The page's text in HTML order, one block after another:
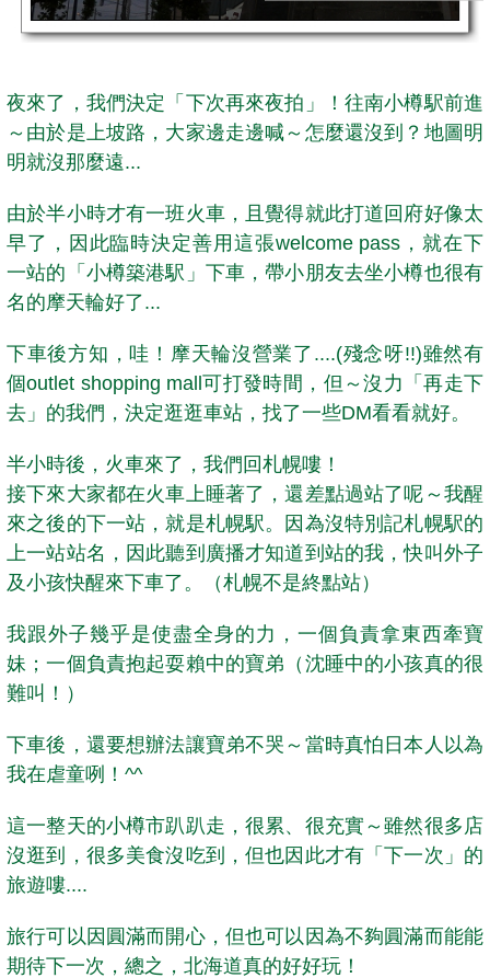
夜來了，我們決定「下次再來夜拍」！往南小樽駅前進
～由於是上坡路，大家邊走邊喊～怎麼還沒到？地圖明
明就沒那麼遠...
由於半小時才有一班火車，且覺得就此打道回府好像太
早了，因此臨時決定善用這張welcome pass，就在下
一站的「小樽築港駅」下車，帶小朋友去坐小樽也很有
名的摩天輪好了...
下車後方知，哇！摩天輪沒營業了....(殘念呀!!)雖然有
個outlet shopping mall可打發時間，但～沒力「再走下
去」的我們，決定逛逛車站，找了一些DM看看就好。
半小時後，火車來了，我們回札幌嘍！
接下來大家都在火車上睡著了，還差點過站了呢～我醒
來之後的下一站，就是札幌駅。因為沒特別記札幌駅的
上一站站名，因此聽到廣播才知道到站的我，快叫外子
及小孩快醒來下車了。（札幌不是終點站）
我跟外子幾乎是使盡全身的力，一個負責拿東西牽寶
妹；一個負責抱起耍賴中的寶弟（沈睡中的小孩真的很
難叫！）
下車後，還要想辦法讓寶弟不哭～當時真怕日本人以為
我在虐童咧！^^
這一整天的小樽市趴趴走，很累、很充實～雖然很多店
沒逛到，很多美食沒吃到，但也因此才有「下一次」的
旅遊嘍....
旅行可以因圓滿而開心，但也可以因為不夠圓滿而能能
期待下一次，總之，北海道真的好好玩！